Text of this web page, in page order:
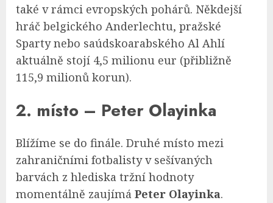
také v rámci evropských pohárů. Někdejší
hráč belgického Anderlechtu, pražské
Sparty nebo saúdskoarabského Al Ahlí
aktuálně stojí 4,5 milionu eur (přibližně
115,9 milionů korun).
2. místo – Peter Olayinka
Blížíme se do finále. Druhé místo mezi
zahraničními fotbalisty v sešívaných
barvách z hlediska tržní hodnoty
momentálně zaujímá Peter Olayinka.